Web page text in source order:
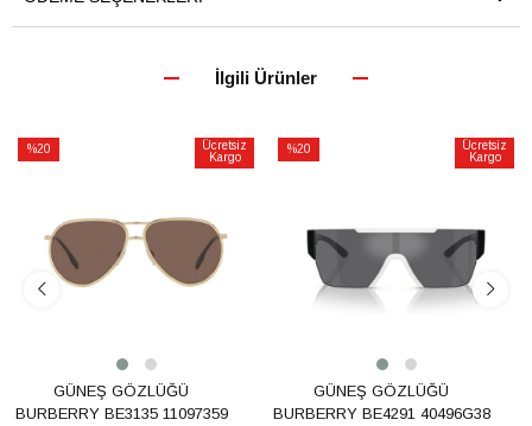
İlgili Ürünler
%20
Ücretsiz
Kargo
GÜNEŞ GÖZLÜĞÜ
BURBERRY BE3135 11097359
%20
Ücretsiz
Kargo
GÜNEŞ GÖZLÜĞÜ
BURBERRY BE4291 40496G38